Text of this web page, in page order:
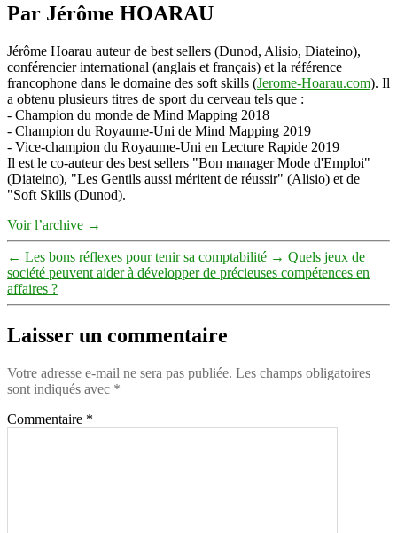
Par Jérôme HOARAU
Jérôme Hoarau auteur de best sellers (Dunod, Alisio, Diateino),
conférencier international (anglais et français) et la référence
francophone dans le domaine des soft skills (Jerome-Hoarau.com). Il
a obtenu plusieurs titres de sport du cerveau tels que :
- Champion du monde de Mind Mapping 2018
- Champion du Royaume-Uni de Mind Mapping 2019
- Vice-champion du Royaume-Uni en Lecture Rapide 2019
Il est le co-auteur des best sellers "Bon manager Mode d'Emploi"
(Diateino), "Les Gentils aussi méritent de réussir" (Alisio) et de
"Soft Skills (Dunod).
Voir l’archive →
← Les bons réflexes pour tenir sa comptabilité → Quels jeux de
société peuvent aider à développer de précieuses compétences en
affaires ?
Laisser un commentaire
Votre adresse e-mail ne sera pas publiée. Les champs obligatoires
sont indiqués avec *
Commentaire *